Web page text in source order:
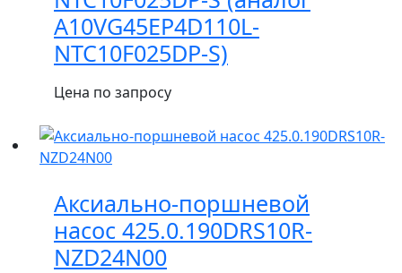
A10VG45EP4D110L-
NTC10F025DP-S)
Цена по запросу
Аксиально-поршневой
насос 425.0.190DRS10R-
NZD24N00